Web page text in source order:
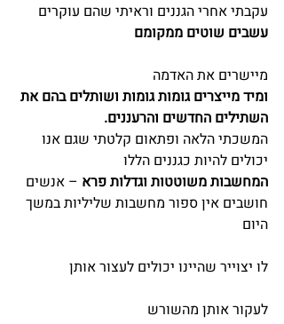
עקבתי אחרי הגננים וראיתי שהם עוקרים
עשבים שוטים ממקומם
מיישרים את האדמה
ומיד מייצרים גומות גומות ושותלים בהם את
השתילים החדשים והרעננים.
המשכתי הלאה ופתאום קלטתי שגם אנו
יכולים להיות כגננים הללו
המחשבות משוטטות וגדלות פרא – אנשים
חושבים אין ספור מחשבות שליליות במשך
היום
לו יצוייר שהיינו יכולים לעצור אותן
לעקור אותן מהשורש